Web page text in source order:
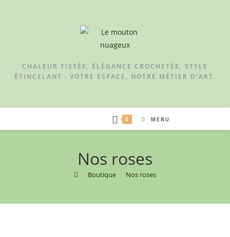
CHALEUR TISSÉE, ÉLÉGANCE CROCHETÉE, STYLE
ÉTINCELANT : VOTRE ESPACE, NOTRE MÉTIER D'ART.
0 MENU
Nos roses
> Boutique > Nos roses